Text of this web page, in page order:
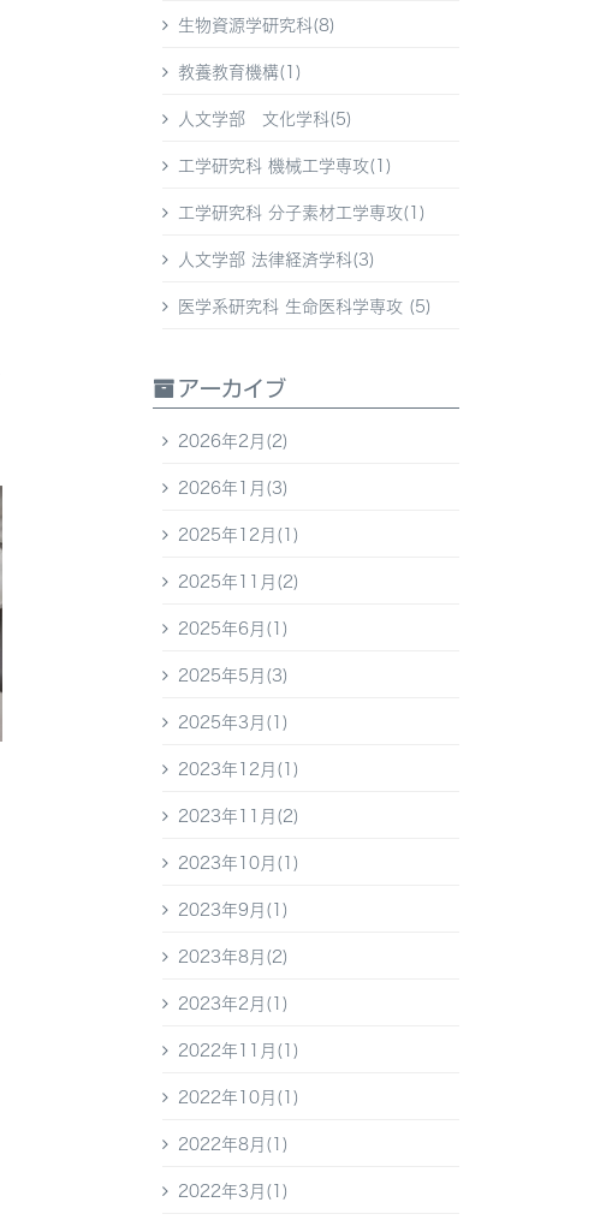
生物資源学研究科(8)
教養教育機構(1)
人文学部 文化学科(5)
工学研究科 機械工学専攻(1)
工学研究科 分子素材工学専攻(1)
人文学部 法律経済学科(3)
医学系研究科 生命医科学専攻 (5)
アーカイブ
2026年2月(2)
2026年1月(3)
2025年12月(1)
2025年11月(2)
2025年6月(1)
2025年5月(3)
2025年3月(1)
2023年12月(1)
2023年11月(2)
2023年10月(1)
2023年9月(1)
2023年8月(2)
2023年2月(1)
2022年11月(1)
2022年10月(1)
2022年8月(1)
2022年3月(1)